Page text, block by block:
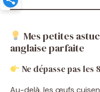
Mes petites
anglaise parfaite
Ne dépasse pas les